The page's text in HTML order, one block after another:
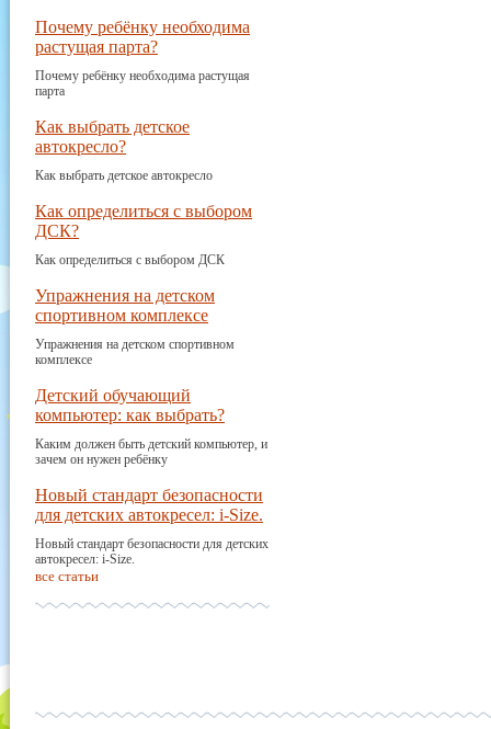
Почему ребёнку необходима
растущая парта?
Почему ребёнку необходима растущая
парта
Как выбрать детское
автокресло?
Как выбрать детское автокресло
Как определиться с выбором
ДСК?
Как определиться с выбором ДСК
Упражнения на детском
спортивном комплексе
Упражнения на детском спортивном
комплексе
Детский обучающий
компьютер: как выбрать?
Каким должен быть детский компьютер, и
зачем он нужен ребёнку
Новый стандарт безопасности
для детских автокресел: i-Size.
Новый стандарт безопасности для детских
автокресел: i-Size.
все статьи